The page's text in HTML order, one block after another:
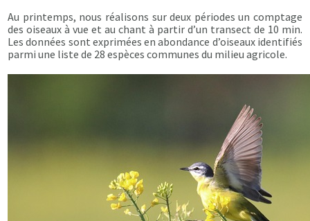
Au printemps, nous réalisons sur deux périodes un comptage
des oiseaux à vue et au chant à partir d’un transect de 10 min.
Les données sont exprimées en abondance d’oiseaux identifiés
parmi une liste de 28 espèces communes du milieu agricole.